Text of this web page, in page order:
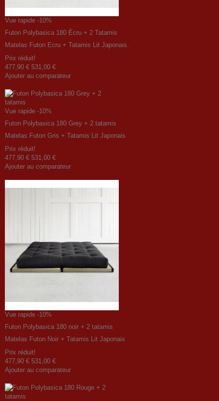
Vue rapide -10%
Futon Polybasica 180 Écru + 2 Tatamis
Matelas Futon Ecru + Tatamis Lit Japonais.
Prix ​​réduit!
477,90 € 531,00 €
Ajouter au comparateur
Vue rapide -10%
Futon Polybasica 180 Grey + 2 tatamis
Matelas Futon Gris + Tatamis Lit Japonais
Prix ​​réduit!
477,90 € 531,00 €
Ajouter au comparateur
Vue rapide -10%
Futon Polybasica 180 noir + 2 tatamis
Matelas Futon Noir + Tatamis Lit Japonais
Prix ​​réduit!
477,90 € 531,00 €
Ajouter au comparateur